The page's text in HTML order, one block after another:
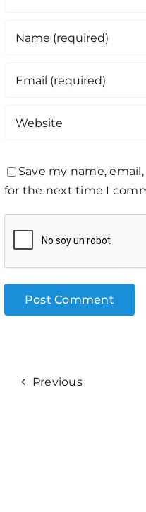
Save my name,
for the next time I
Previous